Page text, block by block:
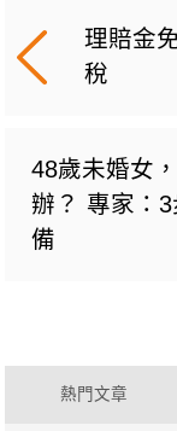
理賠金
稅
48歲未婚女
辦？ 專家：
備
熱門文章